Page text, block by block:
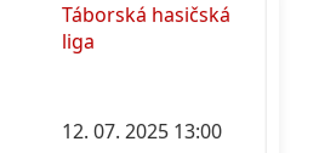
Táborská hasičská
liga
12. 07. 2025 13:00